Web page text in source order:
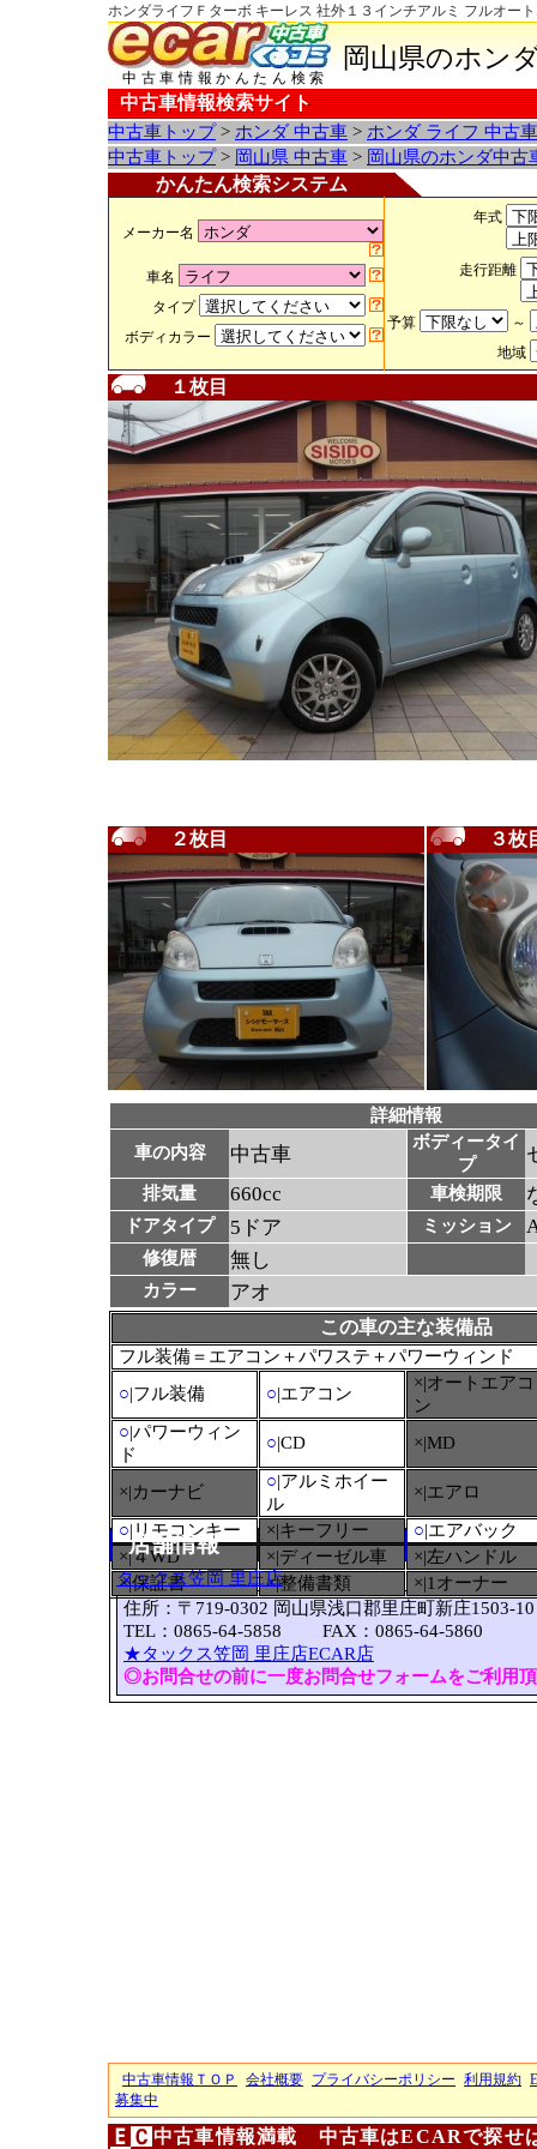
ホンダライフＦターボ キーレス 社外１３インチアルミ フルオー
中古車情報かんたん検索
岡山県のホン
中古車情報検索サイト
中古車トップ> ホンダ 中古車 > ホンダ ライフ 中古
中古車トップ> 岡山県 中古車 > 岡山県のホンダ中古
かんたん検索システム
メーカー名
車名
タイプ
ボディカラー
年式
走行距離
予算
～
地域
１枚目
２枚目 ３枚
詳細情報
車の内容
中古車
ボディータイ
プ
排気量 660cc 車検期限
ドアタイプ 5ドア ミッション
修復暦 無し
カラー アオ
この車の主な装備品
フル装備＝エアコン＋パワステ＋パワーウィンド
○|フル装備 ○|エアコン
×|オートエアコ
ン
○|パワーウィン
ド
○|CD ×|MD
×|カーナビ
○|アルミホイー
ル
×|エアロ
○|リモコンキー ×|キーフリー ○|エアバック
×|４WD
×|ディーゼル車
×|左ハンドル
×|保証書
×|整備書類 ×|1オーナー
店舗情報
タックス笠岡 里庄店
住所：〒719-0302 岡山県浅口郡里庄町新庄1503-10
TEL：0865-64-5858 FAX：0865-64-5860
★タックス笠岡 里庄店ECAR店
◎お問合せの前に一度お問合せフォームをご利用
中古車情報ＴＯＰ 会社概要 プライバシーポリシー 利用規約
募集中
中古車情報満載 中古車はECARで探せ